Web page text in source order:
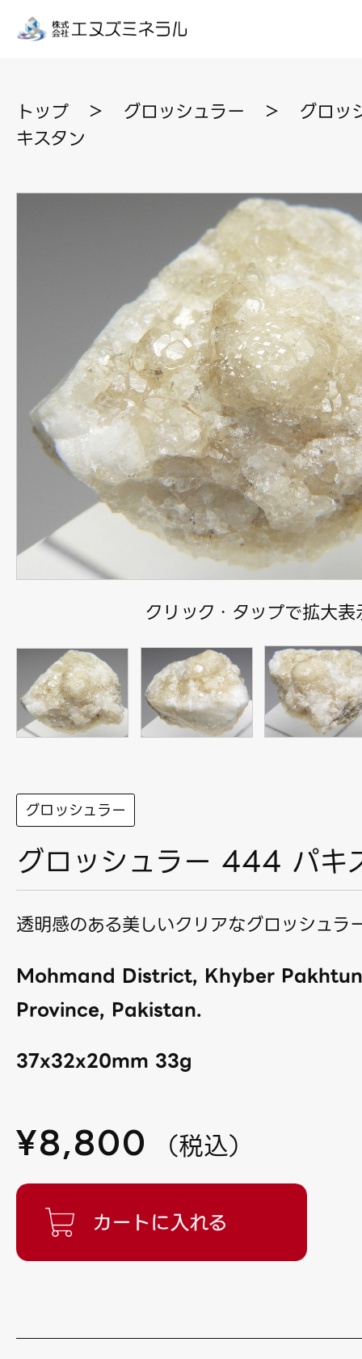
トップ ＞ グロッシュラー ＞
グロ
キスタン
クリック・タップで拡大表
グロッシュラー
グロッシュラー 444 パキ
透明感のある美しいクリアなグロッシュラ
Mohmand District, Khyber
Province, Pakistan.
37x32x20mm 33g
¥8,800 （税込）